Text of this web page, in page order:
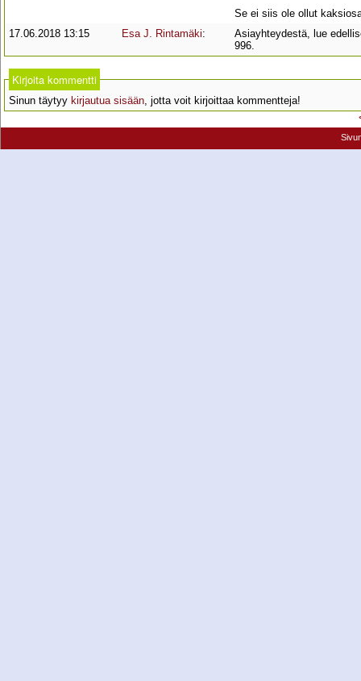
Se ei siis ole ollut
17.06.2018 13:15
Esa J. Rintamäki:
Asiayhteydestä, lue
996.
Kirjoita kommentti
Sinun täytyy kirjautua sisään, jotta voit kirjoittaa kommentteja!